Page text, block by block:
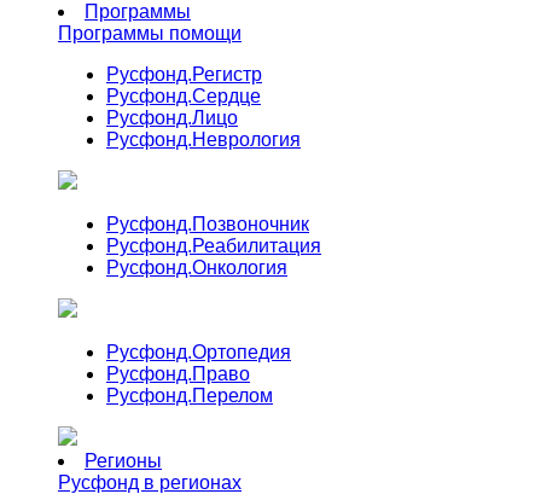
Программы
Программы помощи
Русфонд.Регистр
Русфонд.Сердце
Русфонд.Лицо
Русфонд.Неврология
Русфонд.Позвоночник
Русфонд.Реабилитация
Русфонд.Онкология
Русфонд.Ортопедия
Русфонд.Право
Русфонд.Перелом
Регионы
Русфонд в регионах